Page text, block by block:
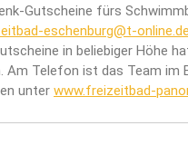
Gutscheine fürs
eschenburg@t-online.de
in beliebiger Höhe
Am Telefon ist das Team im
unter www.freizeitbad-